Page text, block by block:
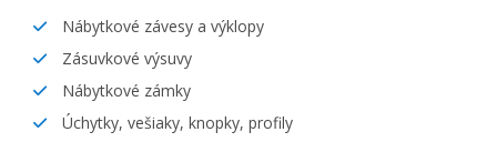
Nábytkové závesy a výklopy
Zásuvkové výsuvy
Nábytkové zámky
Úchytky, vešiaky, knopky, profily